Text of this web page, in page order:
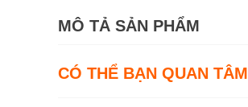
MÔ TẢ SẢN PHẨM
CÓ THỂ BẠN QUAN TÂM